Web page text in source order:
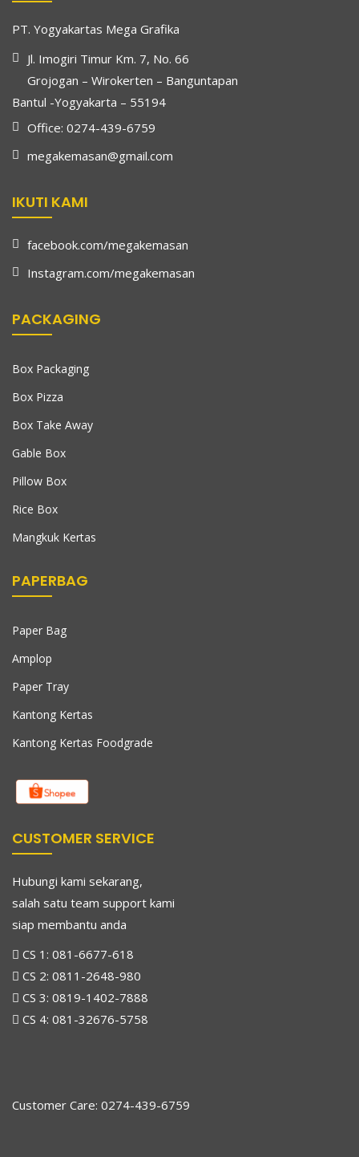
PT. Yogyakartas Mega Grafika
Jl. Imogiri Timur Km. 7, No. 66
Grojogan – Wirokerten – Banguntapan
Bantul -Yogyakarta – 55194
Office: 0274-439-6759
megakemasan@gmail.com
IKUTI KAMI
facebook.com/megakemasan
Instagram.com/megakemasan
PACKAGING
Box Packaging
Box Pizza
Box Take Away
Gable Box
Pillow Box
Rice Box
Mangkuk Kertas
PAPERBAG
Paper Bag
Amplop
Paper Tray
Kantong Kertas
Kantong Kertas Foodgrade
CUSTOMER SERVICE
Hubungi kami sekarang,
salah satu team support kami
siap membantu anda
CS 1: 081-6677-618
CS 2: 0811-2648-980
CS 3: 0819-1402-7888
CS 4: 081-32676-5758
Customer Care: 0274-439-6759